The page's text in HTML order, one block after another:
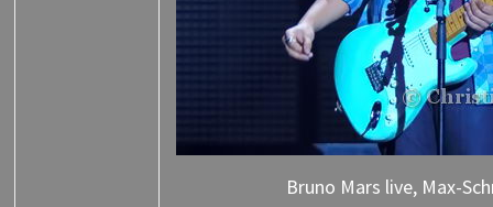
Bruno Mars live, Max-